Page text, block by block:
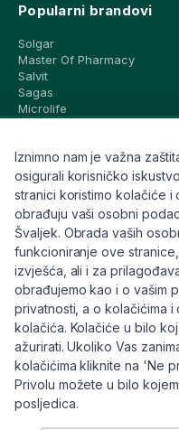
Popularni brandovi
Solgar
Master Of Pharmacy
Salvit
Sagas
Microlife
CeraVe
Eucerin
Avene
Bioderma
Svi brandovi
Info
Trebate pomoć ili imate
+385 91 6191 901
info@eljekarna24.hr
Iznimno nam je važna
osigurali korisničko
stranici koristimo kolačiće
obrađuju vaši osobni
Švaljek. Obrada vaših
funkcioniranje ove
izvješća, ali i za
obrađujemo kao i o vašim
privatnosti, a o kolačićima i
kolačića. Kolačiće u bilo
ažurirati. Ukoliko Vas
kolačićima kliknite na 'Ne
Privolu možete u bilo
posljedica.